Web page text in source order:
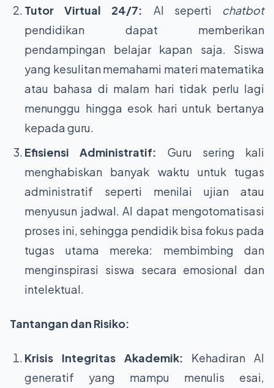
Tutor Virtual 24/7:
AI seperti chatbot
pendidikan dapat memberikan
pendampingan belajar kapan saja. Siswa
yang kesulitan memahami materi matematika
atau bahasa di malam hari tidak perlu lagi
menunggu hingga esok hari untuk bertanya
kepada guru.
Efisiensi Administratif: Guru sering kali
menghabiskan banyak waktu untuk tugas
administratif seperti menilai ujian atau
menyusun jadwal. AI dapat mengotomatisasi
proses ini, sehingga pendidik bisa fokus pada
tugas utama mereka: membimbing dan
menginspirasi siswa secara emosional dan
intelektual.
Tantangan dan Risiko:
Krisis Integritas Akademik: Kehadiran AI
generatif yang mampu menulis esai,